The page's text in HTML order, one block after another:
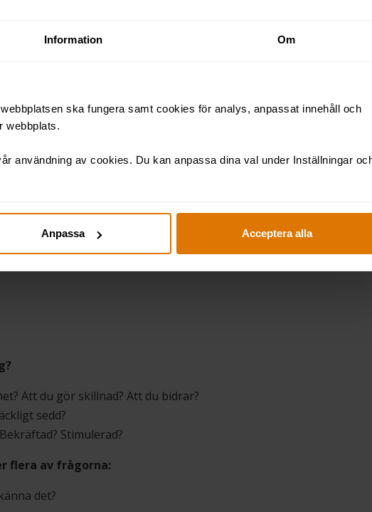
Information Om
ska fungera samt cookies för analys, anpassat innehåll och
webbplats.
användning av cookies. Du kan anpassa dina val under Inställningar
Anpassa Acceptera alla
alla!
skador, bli stark eller hålla hälsan i balans? Det
för att hitta motivationen som tar dig dit du vill.
oss och jag tror att motsatsen, stagnation, är
sig i alltför länge. Det krävs inspiration som
Vad kan nästa utmaning vara? Inom vilket område
Att du gör skillnad? Att du bidrar?
sedd?
Stimulerad?
flera av frågorna:
det?